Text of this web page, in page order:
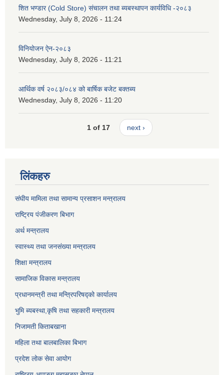
शित भण्डार (Cold Store) संचालन तथा ब्यबस्थापन कार्यविधि -२०८३
Wednesday, July 8, 2026 - 11:24
विनियोजन ऐन-२०८३
Wednesday, July 8, 2026 - 11:21
आर्थिक वर्ष २०८३/०८४ को बार्षिक बजेट बक्तब्य
Wednesday, July 8, 2026 - 11:20
1 of 17 next ›
लिंकहरु
संघीय मामिला तथा सामान्य प्रसाशन मन्त्रालय
राष्ट्रिय पंजीकरण बिभाग
अर्थ मन्त्रालय
स्वास्थ्य तथा जनसंख्या मन्त्रालय
शिक्षा मन्त्रालय
सामाजिक विकास मन्त्रालय
प्रधानमन्त्री तथा मन्त्रिपरिषद्को कार्यालय
भुमि ब्यबस्था,कृषि तथा सहकारी मन्त्रालय
निजामती किताबखाना
महिला तथा बालबालिका बिभाग
प्रदेश लोक सेवा आयोग